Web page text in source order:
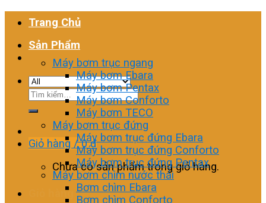
Tìm
Giỏ hàng /0₫
Chưa có sản phẩm trong giỏ hàng.
Giỏ hàng
Trang Chủ
Sản Phẩm
Máy bơm trục ngang
Máy bơm Ebara
Máy bơm Pentax
Máy bơm Conforto
Máy bơm TECO
Máy bơm trục đứng
Máy bơm trục đứng Ebara
Máy bơm trục đứng Conforto
Máy bơm trục đứng Pentax
Máy bơm chìm nước thải
Bơm chìm Ebara
Bơm chìm Conforto